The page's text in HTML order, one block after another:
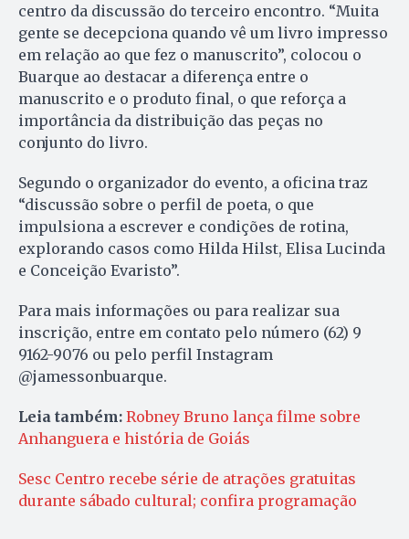
centro da discussão do terceiro encontro. “Muita
gente se decepciona quando vê um livro impresso
em relação ao que fez o manuscrito”, colocou o
Buarque ao destacar a diferença entre o
manuscrito e o produto final, o que reforça a
importância da distribuição das peças no
conjunto do livro.
Segundo o organizador do evento, a oficina traz
“discussão sobre o perfil de poeta, o que
impulsiona a escrever e condições de rotina,
explorando casos como Hilda Hilst, Elisa Lucinda
e Conceição Evaristo”.
Para mais informações ou para realizar sua
inscrição, entre em contato pelo número (62) 9
9162-9076 ou pelo perfil Instagram
@jamessonbuarque.
Leia também: Robney Bruno lança filme sobre
Anhanguera e história de Goiás
Sesc Centro recebe série de atrações gratuitas
durante sábado cultural; confira programação